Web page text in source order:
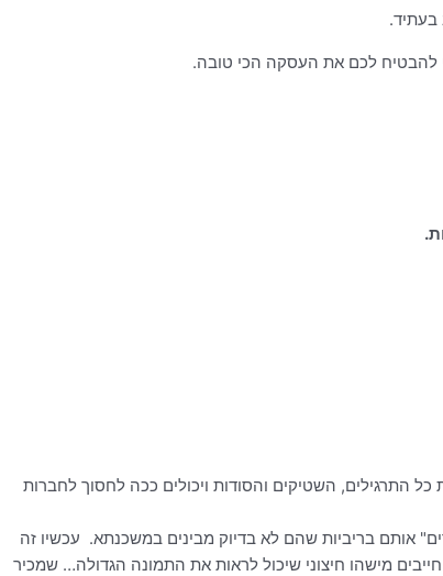
בעתיד.
להבטיח לכם את העסקה הכי טובה.
התרגילים, השטיקים והסודות ויכולים ככה לחסוך לחברות
וראיתי איך למשל נותנים לזוג 'מתנה' חיסכון של 500 ש"ח בפתיחת תיק אבל "תופרים" אותם בריביות שהם לא בדיוק מבינים במשכנתא. עכשיו זה
מישהו חיצוני שיכול לראות את התמונה הגדולה… שמכיר